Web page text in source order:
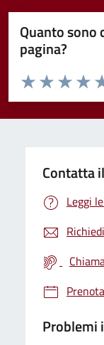
Quanto sono
pagina?
Valuta da 1 a 5 stelle
Valuta 3
Valuta 2
Valuta 1 stelle
Contatta
Leggi
Problemi